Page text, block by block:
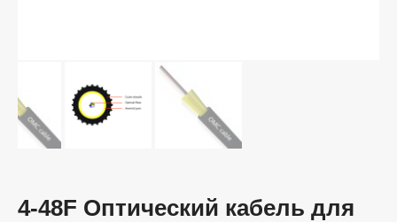
4-48F Оптический кабель для